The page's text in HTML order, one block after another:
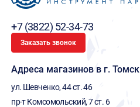
+7 (3822) 52-34-73
Заказать звонок
Адреса магазинов в г. Томск
ул. Шевченко, 44 ст. 46
пр-т Комсомольский, 7 ст. 6